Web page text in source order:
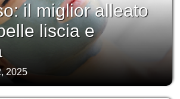
il miglior alleato
liscia e
2025